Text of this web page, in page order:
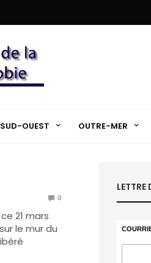
SUD-OUEST OUTRE-MER
0
21 mars
le mur du
LETTRE